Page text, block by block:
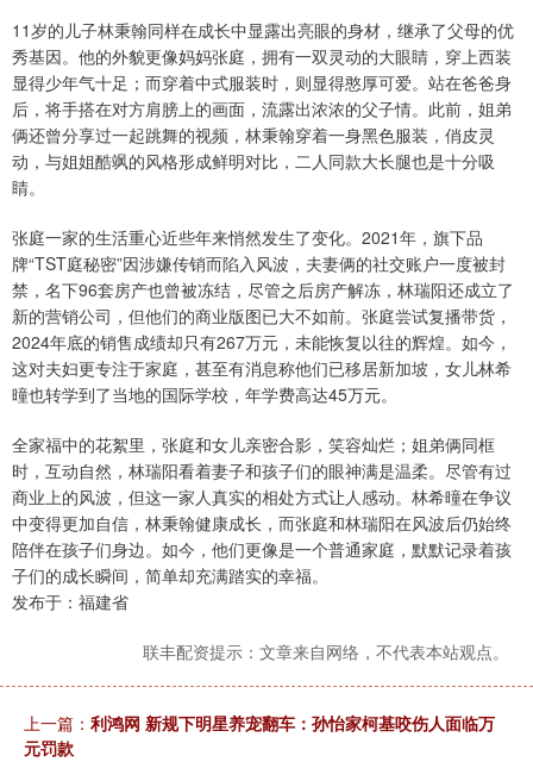
11岁的儿子林秉翰同样在成长中显露出亮眼的身材，继承了父母的优
秀基因。他的外貌更像妈妈张庭，拥有一双灵动的大眼睛，穿上西装
显得少年气十足；而穿着中式服装时，则显得憨厚可爱。站在爸爸身
后，将手搭在对方肩膀上的画面，流露出浓浓的父子情。此前，姐弟
俩还曾分享过一起跳舞的视频，林秉翰穿着一身黑色服装，俏皮灵
动，与姐姐酷飒的风格形成鲜明对比，二人同款大长腿也是十分吸
睛。
张庭一家的生活重心近些年来悄然发生了变化。2021年，旗下品
牌“TST庭秘密”因涉嫌传销而陷入风波，夫妻俩的社交账户一度被封
禁，名下96套房产也曾被冻结，尽管之后房产解冻，林瑞阳还成立了
新的营销公司，但他们的商业版图已大不如前。张庭尝试复播带货，
2024年底的销售成绩却只有267万元，未能恢复以往的辉煌。如今，
这对夫妇更专注于家庭，甚至有消息称他们已移居新加坡，女儿林希
曈也转学到了当地的国际学校，年学费高达45万元。
全家福中的花絮里，张庭和女儿亲密合影，笑容灿烂；姐弟俩同框
时，互动自然，林瑞阳看着妻子和孩子们的眼神满是温柔。尽管有过
商业上的风波，但这一家人真实的相处方式让人感动。林希曈在争议
中变得更加自信，林秉翰健康成长，而张庭和林瑞阳在风波后仍始终
陪伴在孩子们身边。如今，他们更像是一个普通家庭，默默记录着孩
子们的成长瞬间，简单却充满踏实的幸福。
发布于：福建省
联丰配资提示：文章来自网络，不代表本站观点。
上一篇： 利鸿网 新规下明星养宠翻车：孙怡家柯基咬伤人面临万
元罚款